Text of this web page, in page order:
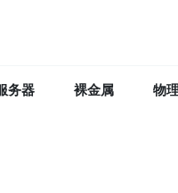
务器 裸金属 物